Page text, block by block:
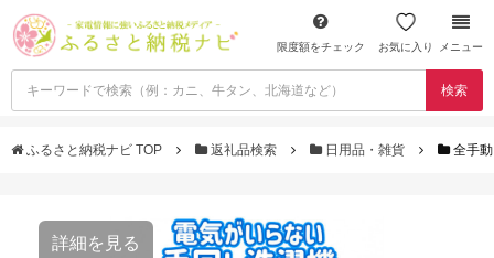
限度額をチェック お気に入り メニュー
検索
ふるさと納税ナビ TOP 返礼品検索 日用品・雑貨 全手
詳細を見る